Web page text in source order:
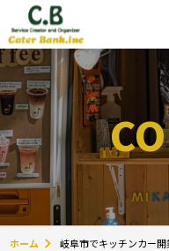
ホーム 岐阜市でキッチンカー